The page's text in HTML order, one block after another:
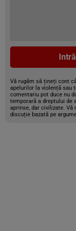
Vă rugăm să țineți cont
apelurilor la violență sau
comentariu pot duce nu
temporară a dreptului de
aprinse, dar civilizate.
discuție bazată pe